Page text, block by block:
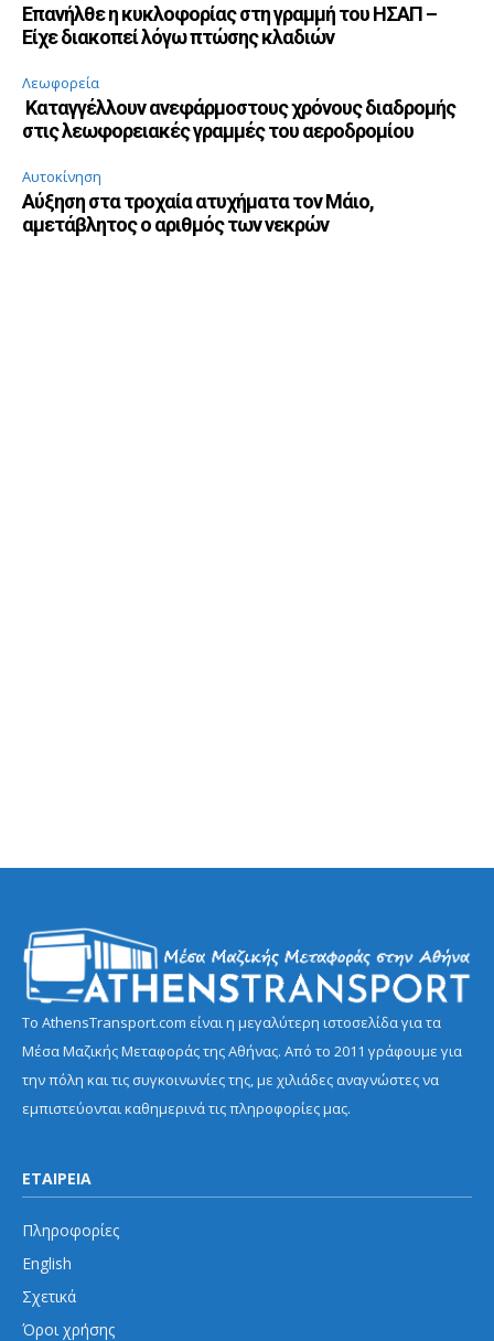
Επανήλθε η κυκλοφορίας στη γραμμή του ΗΣΑΠ –
Είχε διακοπεί λόγω πτώσης κλαδιών
Λεωφορεία
Καταγγέλλουν ανεφάρμοστους χρόνους διαδρομής
στις λεωφορειακές γραμμές του αεροδρομίου
Αυτοκίνηση
Αύξηση στα τροχαία ατυχήματα τον Μάιο,
αμετάβλητος ο αριθμός των νεκρών
Το AthensTransport.com είναι η μεγαλύτερη ιστοσελίδα για τα
Μέσα Μαζικής Μεταφοράς της Αθήνας. Από το 2011 γράφουμε για
την πόλη και τις συγκοινωνίες της, με χιλιάδες αναγνώστες να
εμπιστεύονται καθημερινά τις πληροφορίες μας.
ΕΤΑΙΡΕΙΑ
Πληροφορίες
English
Σχετικά
Όροι χρήσης